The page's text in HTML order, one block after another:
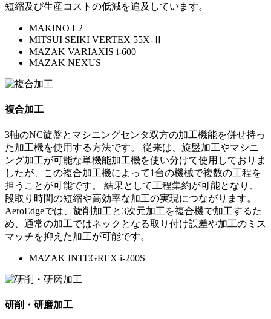
短縮及び生産コストの低減を追及しています。
MAKINO L2
MITSUI SEIKI VERTEX 55X-Ⅱ
MAZAK VARIAXIS i-600
MAZAK NEXUS
複合加工
3軸のNC旋盤とマシニングセンタ双方の加工機能を併せ持っ
た加工機を使用する方法です。 従来は、旋盤加工やマシニ
ング加工が可能な単機能加工機を使い分けて使用しておりま
したが、この複合加工機によって1台の機械で複数の工程を
担うことが可能です。 結果として工程集約が可能となり、
段取り時間の短縮や高効率な加工の実現につながります。
AeroEdgeでは、旋削加工と3次元加工を複合機で加工するた
め、通常の加工ではネックとなる取り付け誤差や加工のミス
マッチを抑えた加工が可能です。
MAZAK INTEGREX i-200S
研削・研磨加工